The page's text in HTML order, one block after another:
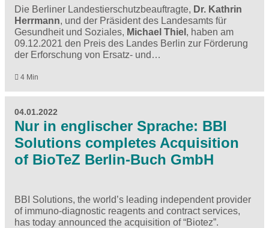
Die Berliner Landestierschutzbeauftragte, Dr. Kathrin
Herrmann, und der Präsident des Landesamts für
Gesundheit und Soziales, Michael Thiel , haben am
09.12.2021 den Preis des Landes Berlin zur Förderung
der Erforschung von Ersatz- und…
4 Min
04.01.2022
Nur in englischer Sprache: BBI
Solutions completes Acquisition
of BioTeZ Berlin-Buch GmbH
BBI Solutions, the world’s leading independent provider
of immuno-diagnostic reagents and contract services,
has today announced the acquisition of “Biotez”.